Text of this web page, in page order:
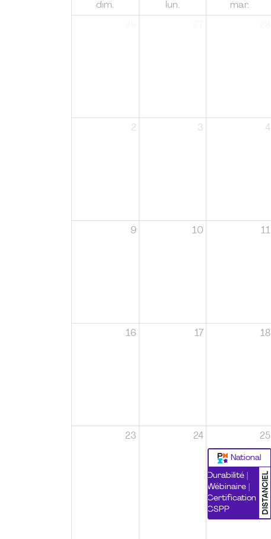
dim. lun. mar.
2 3 4
9 10 11
16 17 18
23 24 25
National
DISTANCIEL
Durabilité |
Wébinaire |
Certification
CSPP